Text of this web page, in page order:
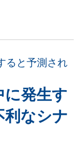
に発生す
利なシナ